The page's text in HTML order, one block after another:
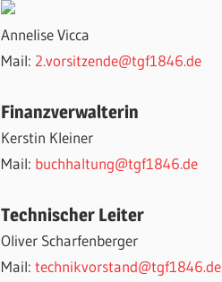
Annelise Vicca
Mail: 2.vorsitzende@tgf1846.de
Finanzverwalterin
Kerstin Kleiner
Mail: buchhaltung@tgf1846.de
Technischer Leiter
Oliver Scharfenberger
Mail: technikvorstand@tgf1846.de